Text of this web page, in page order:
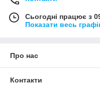
Сьогодні працює з
Показати весь
Про нас
Контакти